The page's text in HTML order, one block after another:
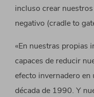
incluso crear
negativo (cradle to
«En nuestras propias
capaces de reducir
efecto invernadero
década de 1990. Y